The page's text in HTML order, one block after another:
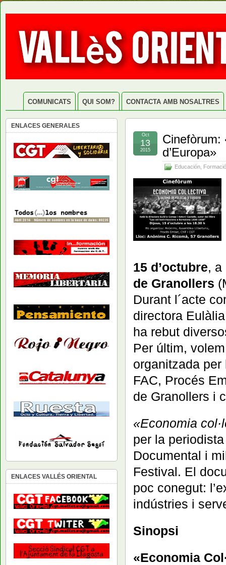
COMUNICATS QUI SOM? CONTACTA AMB NOSALTRES
Cinefòrum:
d’Europa»
Educación
Oct
13
2015
15 d’octubre,
de Granollers
Durant l´acte
directora
ha rebut
Per últim,
organitzada per
FAC, Procés
de Granollers i
«Economia
per la
Documental i
Festival. El
poc conegut:
indústries i
Sinopsi
«Economia
ENLACES GENERALES
ENLACES VALLÉS ORIENTAL